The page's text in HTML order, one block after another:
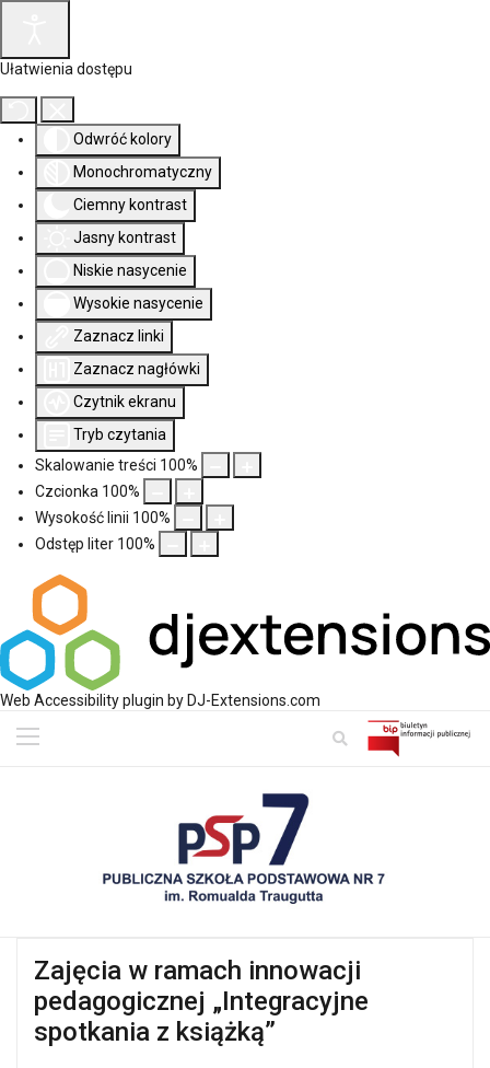
Ułatwienia dostępu
Odwróć kolory
Monochromatyczny
Ciemny kontrast
Jasny kontrast
Niskie nasycenie
Wysokie nasycenie
Zaznacz linki
Zaznacz nagłówki
Czytnik ekranu
Tryb czytania
Skalowanie treści 100%
Czcionka 100%
Wysokość linii 100%
Odstęp liter 100%
Web Accessibility plugin by DJ-Extensions.com
Zajęcia w ramach innowacji
pedagogicznej „Integracyjne
spotkania z książką”